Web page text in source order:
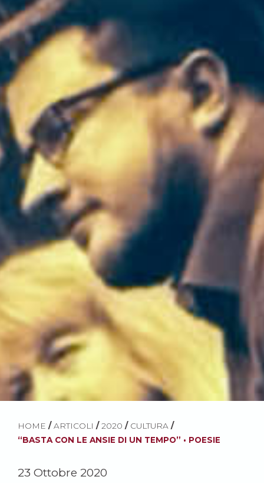
HOME / ARTICOLI / 2020 / CULTURA /
“BASTA CON LE ANSIE DI UN TEMPO” • POESIE
23 Ottobre 2020